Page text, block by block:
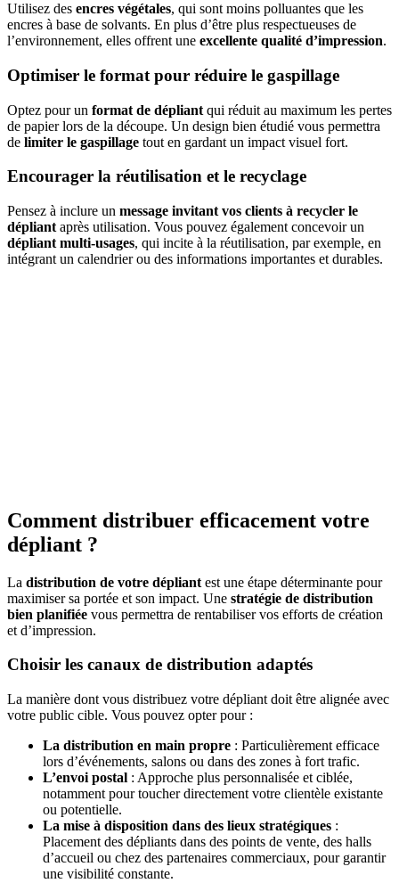
Utilisez des encres végétales, qui sont moins polluantes que les
encres à base de solvants. En plus d’être plus respectueuses de
l’environnement, elles offrent une excellente qualité d’impression.
Optimiser le format pour réduire le gaspillage
Optez pour un format de dépliant qui réduit au maximum les pertes
de papier lors de la découpe. Un design bien étudié vous permettra
de limiter le gaspillage tout en gardant un impact visuel fort.
Encourager la réutilisation et le recyclage
Pensez à inclure un message invitant vos clients à recycler le
dépliant après utilisation. Vous pouvez également concevoir un
dépliant multi-usages, qui incite à la réutilisation, par exemple, en
intégrant un calendrier ou des informations importantes et durables.
Comment distribuer efficacement votre
dépliant ?
La distribution de votre dépliant est une étape déterminante pour
maximiser sa portée et son impact. Une stratégie de distribution
bien planifiée vous permettra de rentabiliser vos efforts de création
et d’impression.
Choisir les canaux de distribution adaptés
La manière dont vous distribuez votre dépliant doit être alignée avec
votre public cible. Vous pouvez opter pour :
La distribution en main propre : Particulièrement efficace
lors d’événements, salons ou dans des zones à fort trafic.
L’envoi postal : Approche plus personnalisée et ciblée,
notamment pour toucher directement votre clientèle existante
ou potentielle.
La mise à disposition dans des lieux stratégiques :
Placement des dépliants dans des points de vente, des halls
d’accueil ou chez des partenaires commerciaux, pour garantir
une visibilité constante.